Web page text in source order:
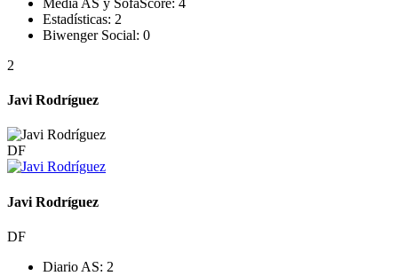
Estadísticas: 2
Biwenger Social: 0
2
Javi Rodríguez
DF
Javi Rodríguez
DF
Diario AS: 2